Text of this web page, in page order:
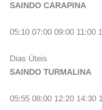
SAINDO CARAPINA
05:10 07:00 09:00 11:00
Dias Úteis
SAINDO TURMALINA
05:55 08:00 12:20 14:30